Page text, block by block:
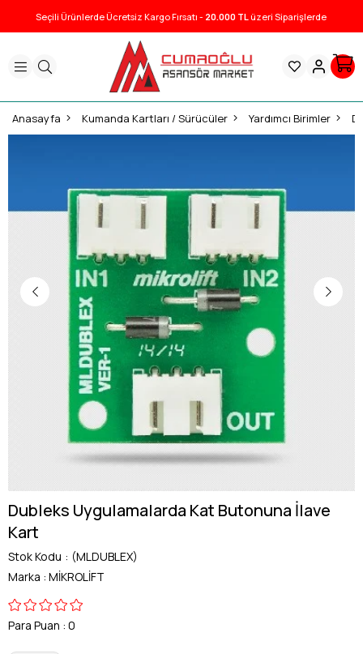
Seçili Ürünlerde Ücretsiz Kargo Fırsatı - 20.000 TLüzeri Siparişlerde
Anasayfa Kumanda Kartları / Sürücüler Yardımcı Birimler
Dubleks Uygulamalarda Kat Butonuna İlave
Kart
Stok Kodu
(MLDUBLEX)
Marka : MİKROLİFT
Para Puan : 0